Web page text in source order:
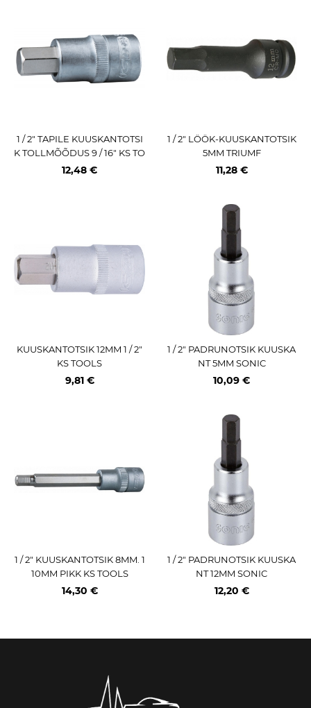
1 / 2" TAPILE KUUSKANTOTSI
K TOLLMÕÕDUS 9 / 16" KS TO
OLS
12,48 €
1 / 2" LÖÖK-KUUSKANTOTSIK
5MM TRIUMF
11,28 €
KUUSKANTOTSIK 12MM 1 / 2"
KS TOOLS
9,81 €
1 / 2" PADRUNOTSIK KUUSKA
NT 5MM SONIC
10,09 €
1 / 2" KUUSKANTOTSIK 8MM. 1
10MM PIKK KS TOOLS
14,30 €
1 / 2" PADRUNOTSIK KUUSKA
NT 12MM SONIC
12,20 €